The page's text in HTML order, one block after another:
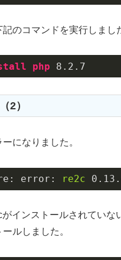
のコマンドを実行しまし
php 8 .2 .7
2）
になりました。
error: re2c 0.13
インストールされていな
ルしました。